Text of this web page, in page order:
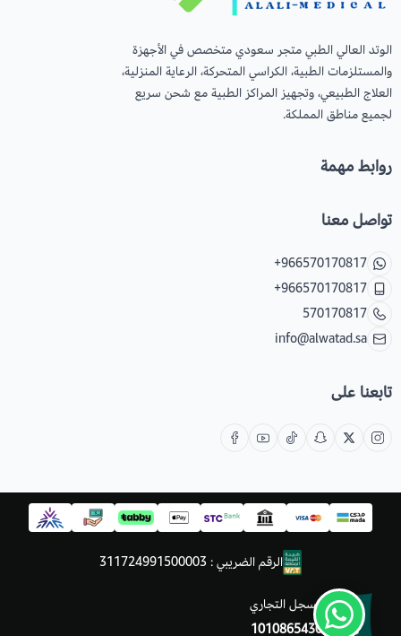
الوتد العالي الطبي متجر سعودي متخصص في الأجهزة
والمستلزمات الطبية، الكراسي المتحركة، الرعاية المنزلية،
العلاج الطبيعي، وتجهيز المراكز الطبية مع شحن سريع
لجميع مناطق المملكة.
روابط مهمة
تواصل معنا
+966570170817
+966570170817
570170817
info@alwatad.sa
تابعنا على
السجل التجاري
1010865430
الرقم الضريبي : 311724991500003